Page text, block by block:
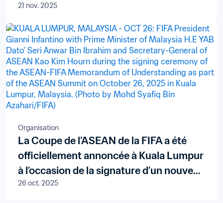
21 nov. 2025
Organisation
La Coupe de l’ASEAN de la FIFA a été
officiellement annoncée à Kuala Lumpur
à l’occasion de la signature d’un nouveau
protocole d’accord
26 oct. 2025